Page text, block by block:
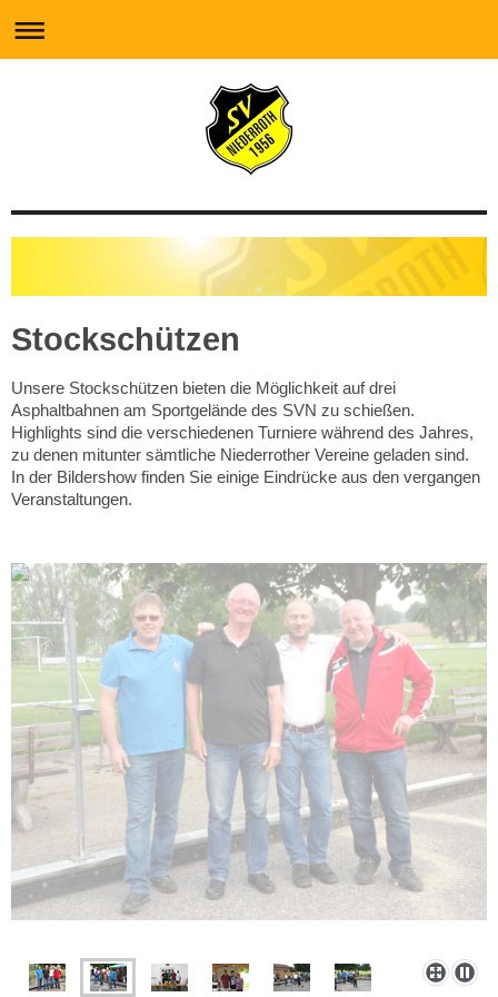
Stockschützen
Unsere Stockschützen bieten die Möglichkeit auf drei
Asphaltbahnen am Sportgelände des SVN zu schießen.
Highlights sind die verschiedenen Turniere während des Jahres,
zu denen mitunter sämtliche Niederrother Vereine geladen sind.
In der Bildershow finden Sie einige Eindrücke aus den vergangen
Veranstaltungen.